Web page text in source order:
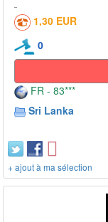
1,30 EUR
0
FR - 83***
Sri Lanka
+ ajout à ma sélection